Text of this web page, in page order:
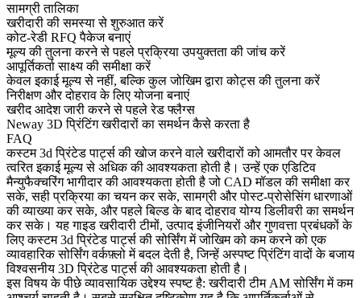
सामग्री तालिका
खरीदारी की समस्या से शुरुआत करें
कोट-रेडी RFQ पैकेज बनाएं
मूल्य की तुलना करने से पहले प्रक्रिया उपयुक्तता की जांच करें
आपूर्तिकर्ता साक्ष्य की समीक्षा करें
केवल इकाई मूल्य से नहीं, बल्कि कुल जोखिम द्वारा कोट्स की तुलना करें
निरीक्षण और दोहराव के लिए योजना बनाएं
खरीद आदेश जारी करने से पहले रेड फ्लैग्स
Neway 3D प्रिंटिंग खरीदारों का समर्थन कैसे करता है
FAQ
कस्टम 3d प्रिंटेड पार्ट्सकी खोज करने वाले खरीदारों को आमतौर पर केवल
त्वरित इकाई मूल्य से अधिक की आवश्यकता होती है। उन्हें एक एडिटिव
मैन्युफैक्चरिंग भागीदार की आवश्यकता होती है जो CAD मॉडल की समीक्षा कर
सके, सही प्रक्रिया का चयन कर सके, सामग्री और पोस्ट-प्रोसेसिंग धारणाओं
की व्याख्या कर सके, और पहले बिल्ड के बाद दोहराव योग्य डिलीवरी का समर्थन
कर सके। यह गाइड खरीदारी टीमों, उत्पाद इंजीनियरों और गुणवत्ता प्रबंधकों के
लिए कस्टम 3d प्रिंटेड पार्ट्स की सोर्सिंग में जोखिम को कम करने को एक
व्यावहारिक सोर्सिंग वर्कफ़्लो में बदल देती है, जिन्हें अस्पष्ट प्रिंटिंग वादों के बजाय
विश्वसनीय 3D प्रिंटेड पार्ट्स की आवश्यकता होती है।
इस विषय के पीछे व्यावसायिक उद्देश्य स्पष्ट है: खरीदारी टीम AM सोर्सिंग में कम